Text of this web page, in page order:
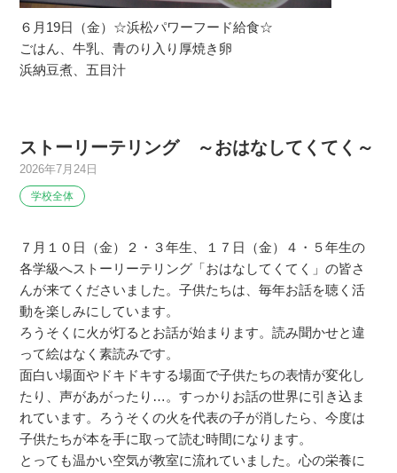
６月19日（金）☆浜松パワーフード給食☆
ごはん、牛乳、青のり入り厚焼き卵
浜納豆煮、五目汁
ストーリーテリング ～おはなしてくてく～
2026年7月24日
学校全体
７月１０日（金）２・３年生、１７日（金）４・５年生の
各学級へストーリーテリング「おはなしてくてく」の皆さ
んが来てくださいました。子供たちは、毎年お話を聴く活
動を楽しみにしています。
ろうそくに火が灯るとお話が始まります。読み聞かせと違
って絵はなく素読みです。
面白い場面やドキドキする場面で子供たちの表情が変化し
たり、声があがったり…。すっかりお話の世界に引き込ま
れています。ろうそくの火を代表の子が消したら、今度は
子供たちが本を手に取って読む時間になります。
とっても温かい空気が教室に流れていました。心の栄養に